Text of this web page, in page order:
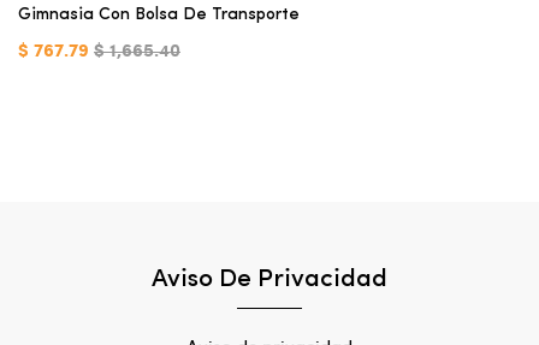
Gimnasia Con Bolsa De Transporte
$ 767.79 $ 1,665.40
Aviso De Privacidad